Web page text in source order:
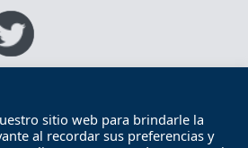
FEMP
Accesibilidad
sitio web para brindarle la
al recordar sus preferencias y